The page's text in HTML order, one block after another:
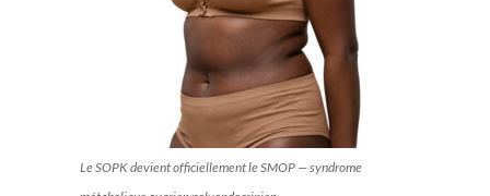
Le SOPK devient officiellement le SMOP — syndrome